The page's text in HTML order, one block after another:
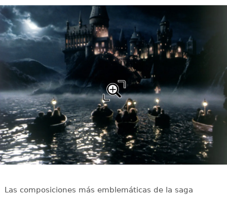
Las composiciones más emblemáticas de la saga